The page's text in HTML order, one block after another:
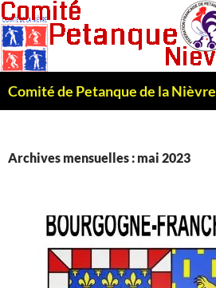
Comité de Petanque de la Nièvre
Archives mensuelles : mai 2023